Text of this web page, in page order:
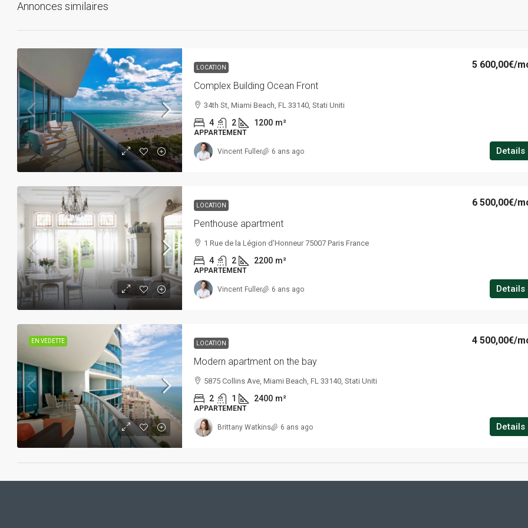
Annonces similaires
LOCATION
Complex Building Ocean Front
5 600,00€/
34th St, Miami Beach, FL 33140, Stati Uniti
4 2 1200 m²
APPARTEMENT
Details
Vincent Fuller 6 ans ago
LOCATION
Penthouse apartment
6 500,00€/
1 Rue de la Légion d'Honneur 75007 Paris France
4 2 2200 m²
APPARTEMENT
Details
Vincent Fuller 6 ans ago
EN VEDETTE LOCATION
Modern apartment on the bay
4 500,00€/
5875 Collins Ave, Miami Beach, FL 33140, Stati Uniti
2 1 2400 m²
APPARTEMENT
Details
Brittany Watkins 6 ans ago